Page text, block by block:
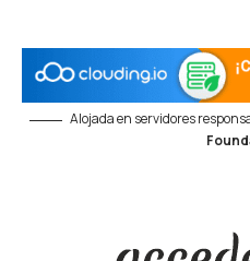
Alojada en servidores